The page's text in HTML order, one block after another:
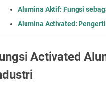
Alumina Aktif: Fungsi
Alumina Activated:
Activated